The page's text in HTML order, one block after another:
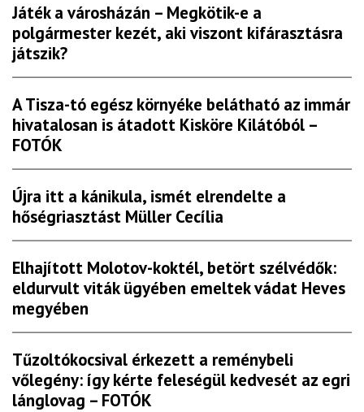
Játék a városházán – Megkötik-e a
polgármester kezét, aki viszont kifárasztásra
játszik?
A Tisza-tó egész környéke belátható az immár
hivatalosan is átadott Kisköre Kilátóból –
FOTÓK
Újra itt a kánikula, ismét elrendelte a
hőségriasztást Müller Cecília
Elhajított Molotov-koktél, betört szélvédők:
eldurvult viták ügyében emeltek vádat Heves
megyében
Tűzoltókocsival érkezett a reménybeli
vőlegény: így kérte feleségül kedvesét az egri
lánglovag – FOTÓK